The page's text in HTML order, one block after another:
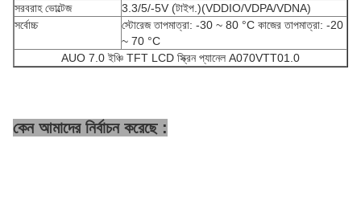
সরবরাহ ভোল্টেজ
3.3/5/-5V (টাইপ.)(VDDIO/VDPA/VDNA)
সর্বোচ্চ
স্টোরেজ তাপমাত্রা: -30 ~ 80 °C কাজের তাপমাত্রা: -20
~ 70 °C
AUO 7.0 ইঞ্চি TFT LCD স্ক্রিন প্যানেল A070VTT01.0
কেন আমাদের নির্বাচন করেছে :